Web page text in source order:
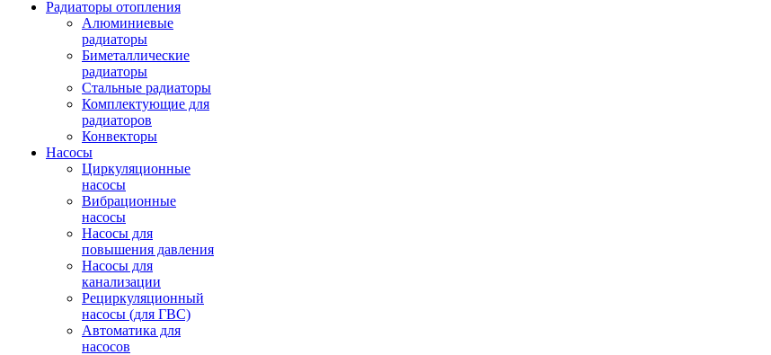
Радиаторы отопления
Алюминиевые
радиаторы
Биметаллические
радиаторы
Стальные радиаторы
Комплектующие для
радиаторов
Конвекторы
Насосы
Циркуляционные
насосы
Вибрационные
насосы
Насосы для
повышения давления
Насосы для
канализации
Рециркуляционный
насосы (для ГВС)
Автоматика для
насосов